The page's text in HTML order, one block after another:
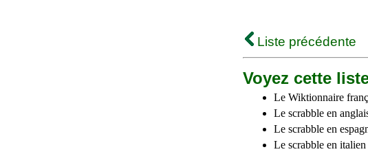
Liste précédente
Voyez cette
Le Wiktionnaire
Le scrabble en
Le scrabble en
Le scrabble en italien